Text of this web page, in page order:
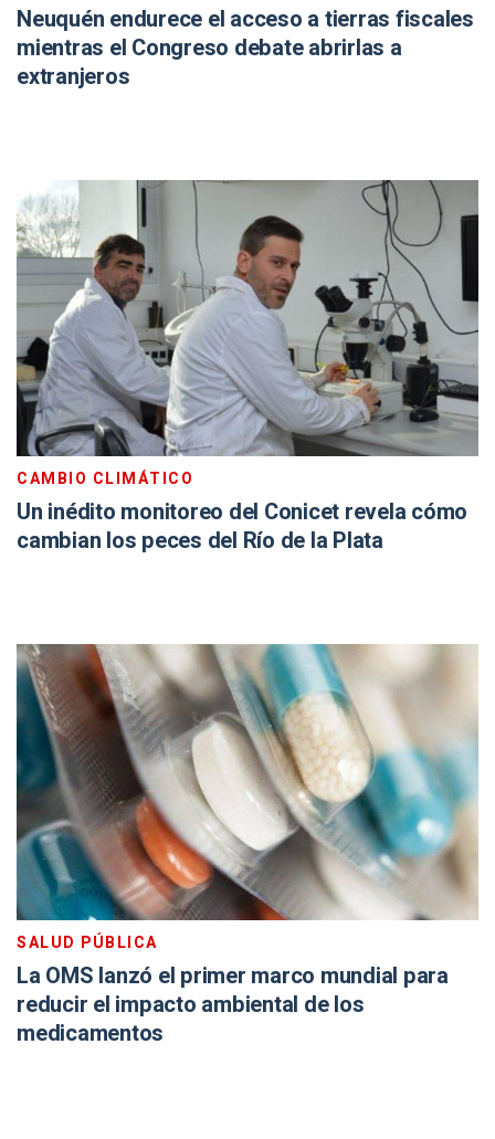
Neuquén endurece el acceso a tierras fiscales
mientras el Congreso debate abrirlas a
extranjeros
CAMBIO CLIMÁTICO
Un inédito monitoreo del Conicet revela cómo
cambian los peces del Río de la Plata
SALUD PÚBLICA
La OMS lanzó el primer marco mundial para
reducir el impacto ambiental de los
medicamentos